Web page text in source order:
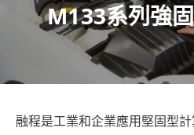
M133系列強
融程是工業和企業應用堅固型